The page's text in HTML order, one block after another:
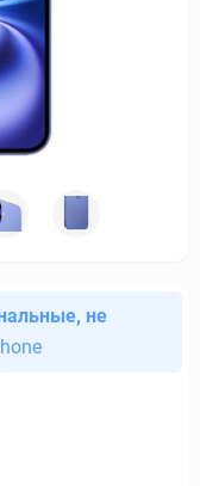
не